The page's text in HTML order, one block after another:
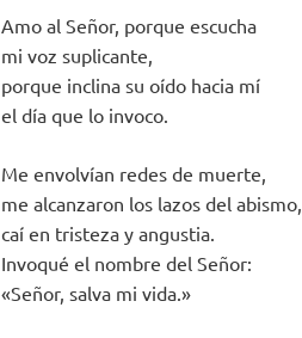
Amo al Señor, porque escucha
mi voz suplicante,
porque inclina su oído hacia mí
el día que lo invoco.
Me envolvían redes de muerte,
me alcanzaron los lazos del abismo,
caí en tristeza y angustia.
Invoqué el nombre del Señor:
«Señor, salva mi vida.»